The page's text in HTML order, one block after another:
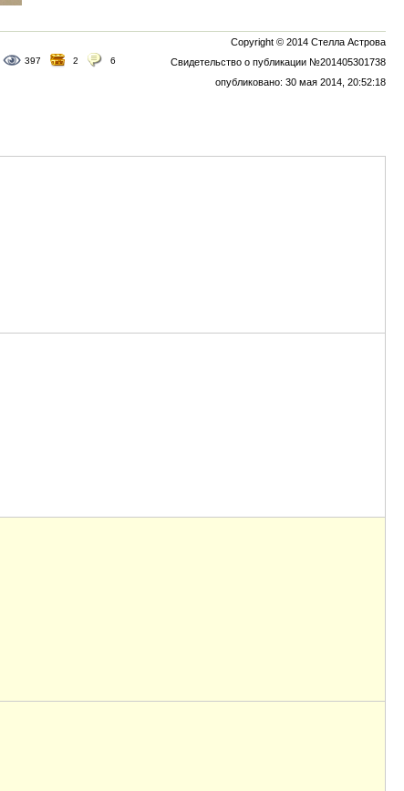
Copyright © 2014 Стелла Астрова
Свидетельство о публикации №201405301738
опубликовано: 30 мая 2014, 20:52:18
397 2 6